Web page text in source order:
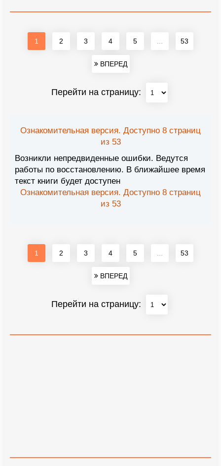
1 2 3 4 5 53
ВПЕРЕД
Перейти на страницу:
Ознакомительная версия. Доступно 8 страниц
из 53
Возникли непредвиденные ошибки. Ведутся
работы по восстановлению. В ближайшее время
текст книги будет доступен
Ознакомительная версия. Доступно 8 страниц
из 53
1 2 3 4 5 53
ВПЕРЕД
Перейти на страницу: